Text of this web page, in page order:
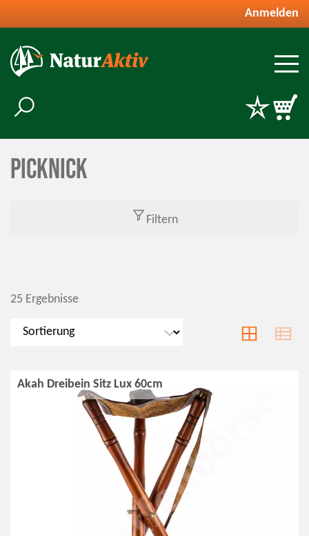
Anmelden
Picknick
Filtern
25 Ergebnisse
Akah Dreibein Sitz Lux 60cm